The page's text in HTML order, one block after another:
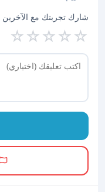
شارك تجربتك مع الآخرين
☆
☆
☆
☆
☆